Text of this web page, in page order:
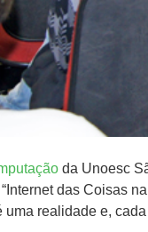
da Unoesc
das Coisas
uma realidade e,